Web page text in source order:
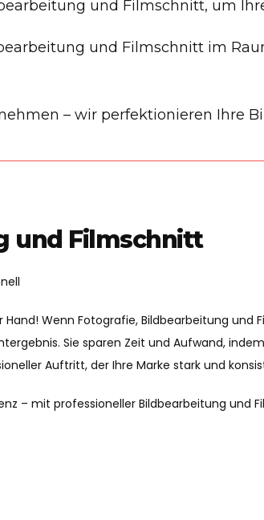
und Filmschnitt, um
und Filmschnitt im
– wir perfektionieren Ihre
und Filmschnitt
Hand! Wenn Fotografie, Bildbearbeitung
Sie sparen Zeit und Aufwand,
Auftritt, der Ihre Marke stark und
– mit professioneller Bildbearbeitung und